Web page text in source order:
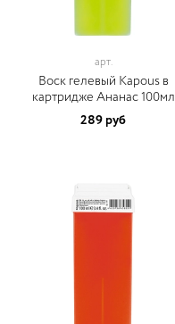
арт.
Воск гелевый Kapous в
картридже Ананас 100мл
289 руб